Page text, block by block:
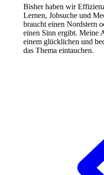
Bisher haben wir
Lernen, Jobsuche und
braucht einen Nordstern
einen Sinn ergibt. Meine
einem glücklichen und
das Thema eintauchen.